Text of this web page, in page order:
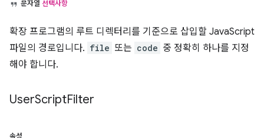
문자열 선택사항
확장 프로그램의 루트 디렉터리를 기준으로 삽입할 JavaScript
파일의 경로입니다. file 또는 code 중 정확히 하나를 지정
해야 합니다.
UserScriptFilter